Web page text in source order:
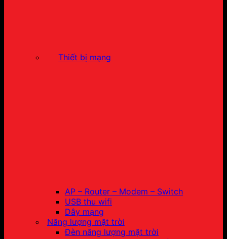
Thiết bị mạng
AP – Router – Modem – Switch
USB thu wifi
Dây mạng
Năng lượng mặt trời
Đèn năng lượng mặt trời